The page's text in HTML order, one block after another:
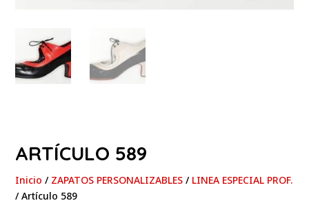
ARTÍCULO 589
Inicio / ZAPATOS PERSONALIZABLES / LINEA ESPECIAL PROF.
/ Artículo 589